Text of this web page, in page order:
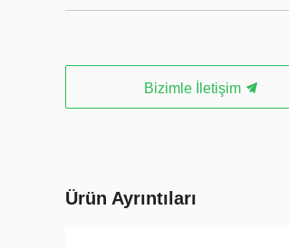
Bizimle İletişim
Ürün Ayrıntıları